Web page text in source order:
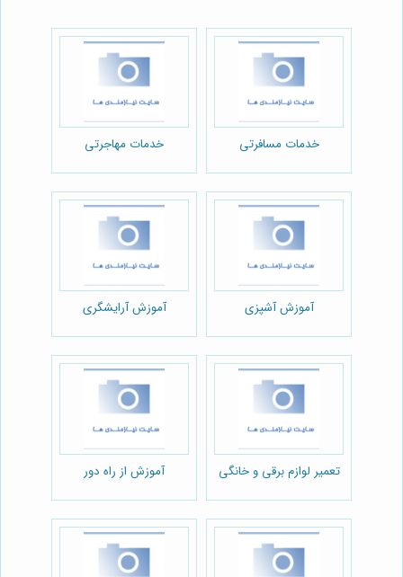
خدمات مسافرتی خدمات مهاجرتی
آموزش آشپزی آموزش آرایشگری
تعمیر لوازم برقی و خانگی آموزش از راه دور